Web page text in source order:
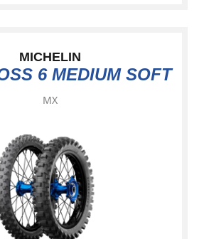
MICHELIN
6 MEDIUM SOFT
MX